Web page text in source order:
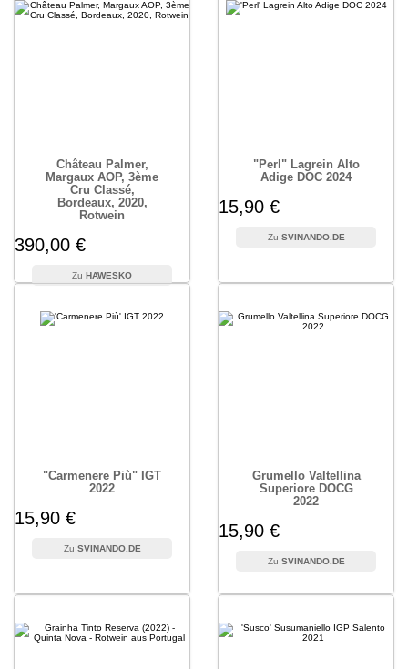
Château Palmer,
Margaux AOP, 3ème
Cru Classé,
Bordeaux, 2020,
Rotwein
390,00 €
HAWESKO
"Perl" Lagrein Alto
Adige DOC 2024
15,90 €
SVINANDO.DE
"Carmenere Più" IGT
2022
15,90 €
SVINANDO.DE
Grumello Valtellina
Superiore DOCG
2022
15,90 €
SVINANDO.DE